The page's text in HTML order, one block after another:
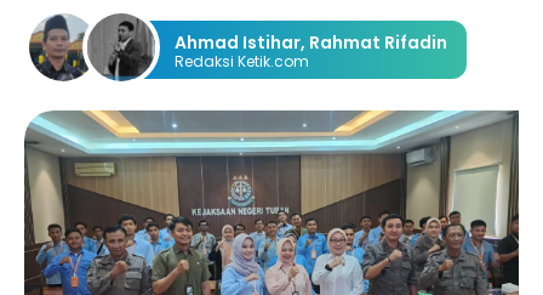
Ahmad Istihar, Rahmat Rifadin
Redaksi Ketik.com